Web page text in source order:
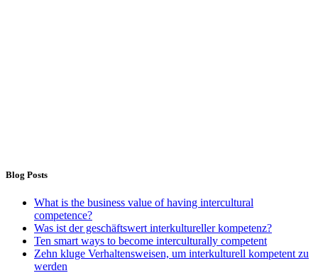
Blog Posts
What is the business value of having intercultural
competence?
Was ist der geschäftswert interkultureller kompetenz?
Ten smart ways to become interculturally competent
Zehn kluge Verhaltensweisen, um interkulturell kompetent zu
werden